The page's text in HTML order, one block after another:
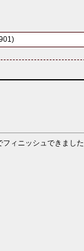
ィニッシュできまし